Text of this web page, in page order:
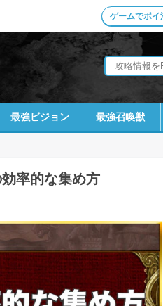
ゲームでポイ
最強ビジョン 最強召喚獣
効率的な集め方